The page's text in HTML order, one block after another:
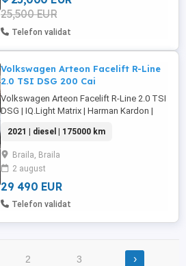
25,500 EUR
Telefon validat
Volkswagen Arteon Facelift R-Line
2.0 TSI DSG 200 Cai
Volkswagen Arteon Facelift R-Line 2.0 TSI
DSG | IQ.Light Matrix | Harman Kardon |
DCC ,Culoare ALB PERLAT * Motor 2.0 TSI
200 CP * Cutie automată DSG * Data
fabricației: 06.08.2021 * Norma de
poluare: Euro 6 * Serie șasiu (VIN):
WVWZZZ3HZME012890 Autoturism ...
2021 | diesel | 175000 km
Braila, Braila
2 august
29 490 EUR
Telefon validat
2 3 ›